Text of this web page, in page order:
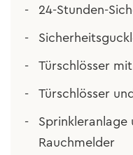
24-Stunden-
Türschlösser
Türschlösser
Rauchmelder